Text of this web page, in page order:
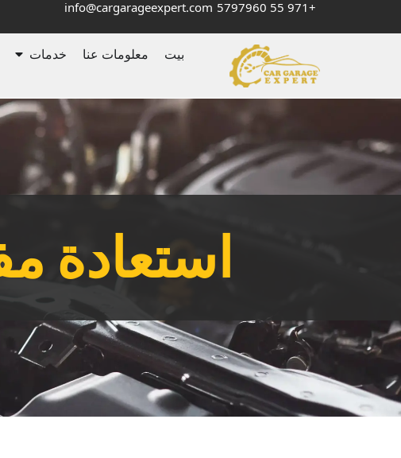
+971 55 5797960
info@cargarageexpert.com
بيت معلومات عنا خدمات
استعادة